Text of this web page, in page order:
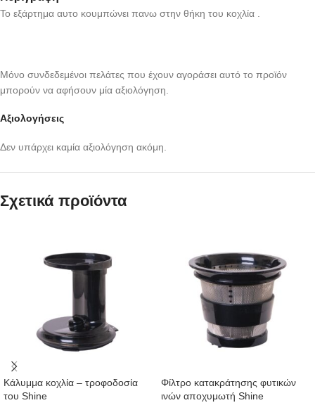
Το εξάρτημα αυτο κουμπώνει πανω στην θήκη του κοχλία .
Αξιολογήσεις
Δεν υπάρχει καμία αξιολόγηση ακόμη.
Μόνο συνδεδεμένοι πελάτες που έχουν αγοράσει αυτό το προϊόν
μπορούν να αφήσουν μία αξιολόγηση.
Σχετικά προϊόντα
Κάλυμμα κοχλία – τροφοδοσία
του Shine
Φίλτρο κατακράτησης φυτικών
ινών αποχυμωτή Shine